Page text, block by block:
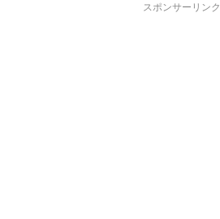
スポンサーリンク